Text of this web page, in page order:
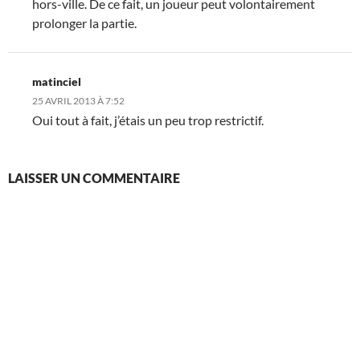
hors-ville. De ce fait, un joueur peut volontairement
prolonger la partie.
matinciel
25 AVRIL 2013 À 7:52
Oui tout à fait, j’étais un peu trop restrictif.
LAISSER UN COMMENTAIRE